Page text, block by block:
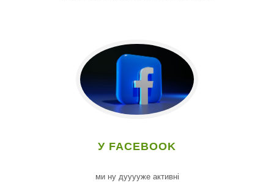
У FACEBOOK
ми ну дууууже активні